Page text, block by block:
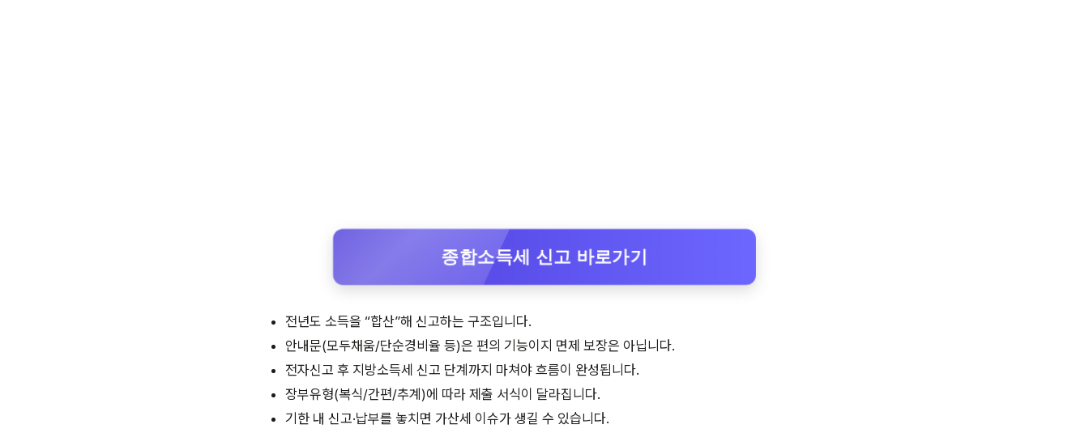
종합소득세 신고 바로가기
전년도 소득을 “합산”해 신고하는 구조입니다.
안내문(모두채움/단순경비율 등)은 편의 기능이지 면제 보장은 아닙니다.
전자신고 후 지방소득세 신고 단계까지 마쳐야 흐름이 완성됩니다.
장부유형(복식/간편/추계)에 따라 제출 서식이 달라집니다.
기한 내 신고·납부를 놓치면 가산세 이슈가 생길 수 있습니다.